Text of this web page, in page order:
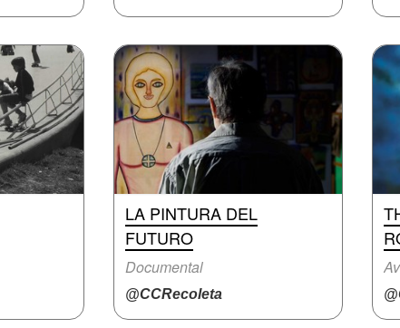
LA PINTURA DEL
FUTURO
Documental
@CCRecoleta